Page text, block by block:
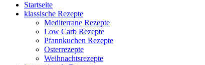
Startseite
klassische Rezepte
Mediterrane Rezepte
Low Carb Rezepte
Pfannkuchen Rezepte
Osterrezepte
Weihnachtsrezepte